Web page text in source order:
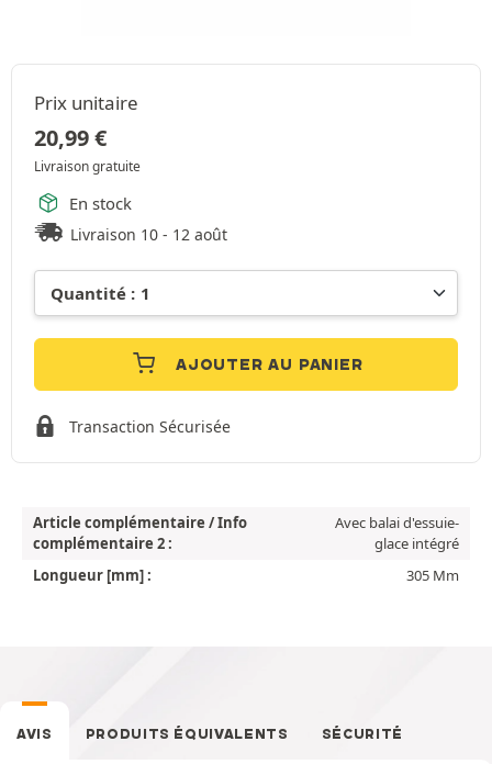
Prix unitaire
20,99€
Livraison gratuite
En stock
Livraison 10 - 12 août
AJOUTER AU PANIER
Transaction Sécurisée
Article complémentaire / Info
complémentaire 2 :
Avec balai d'essuie-
glace intégré
Longueur [mm] :
305 Mm
AVIS PRODUITS ÉQUIVALENTS SÉCURITÉ